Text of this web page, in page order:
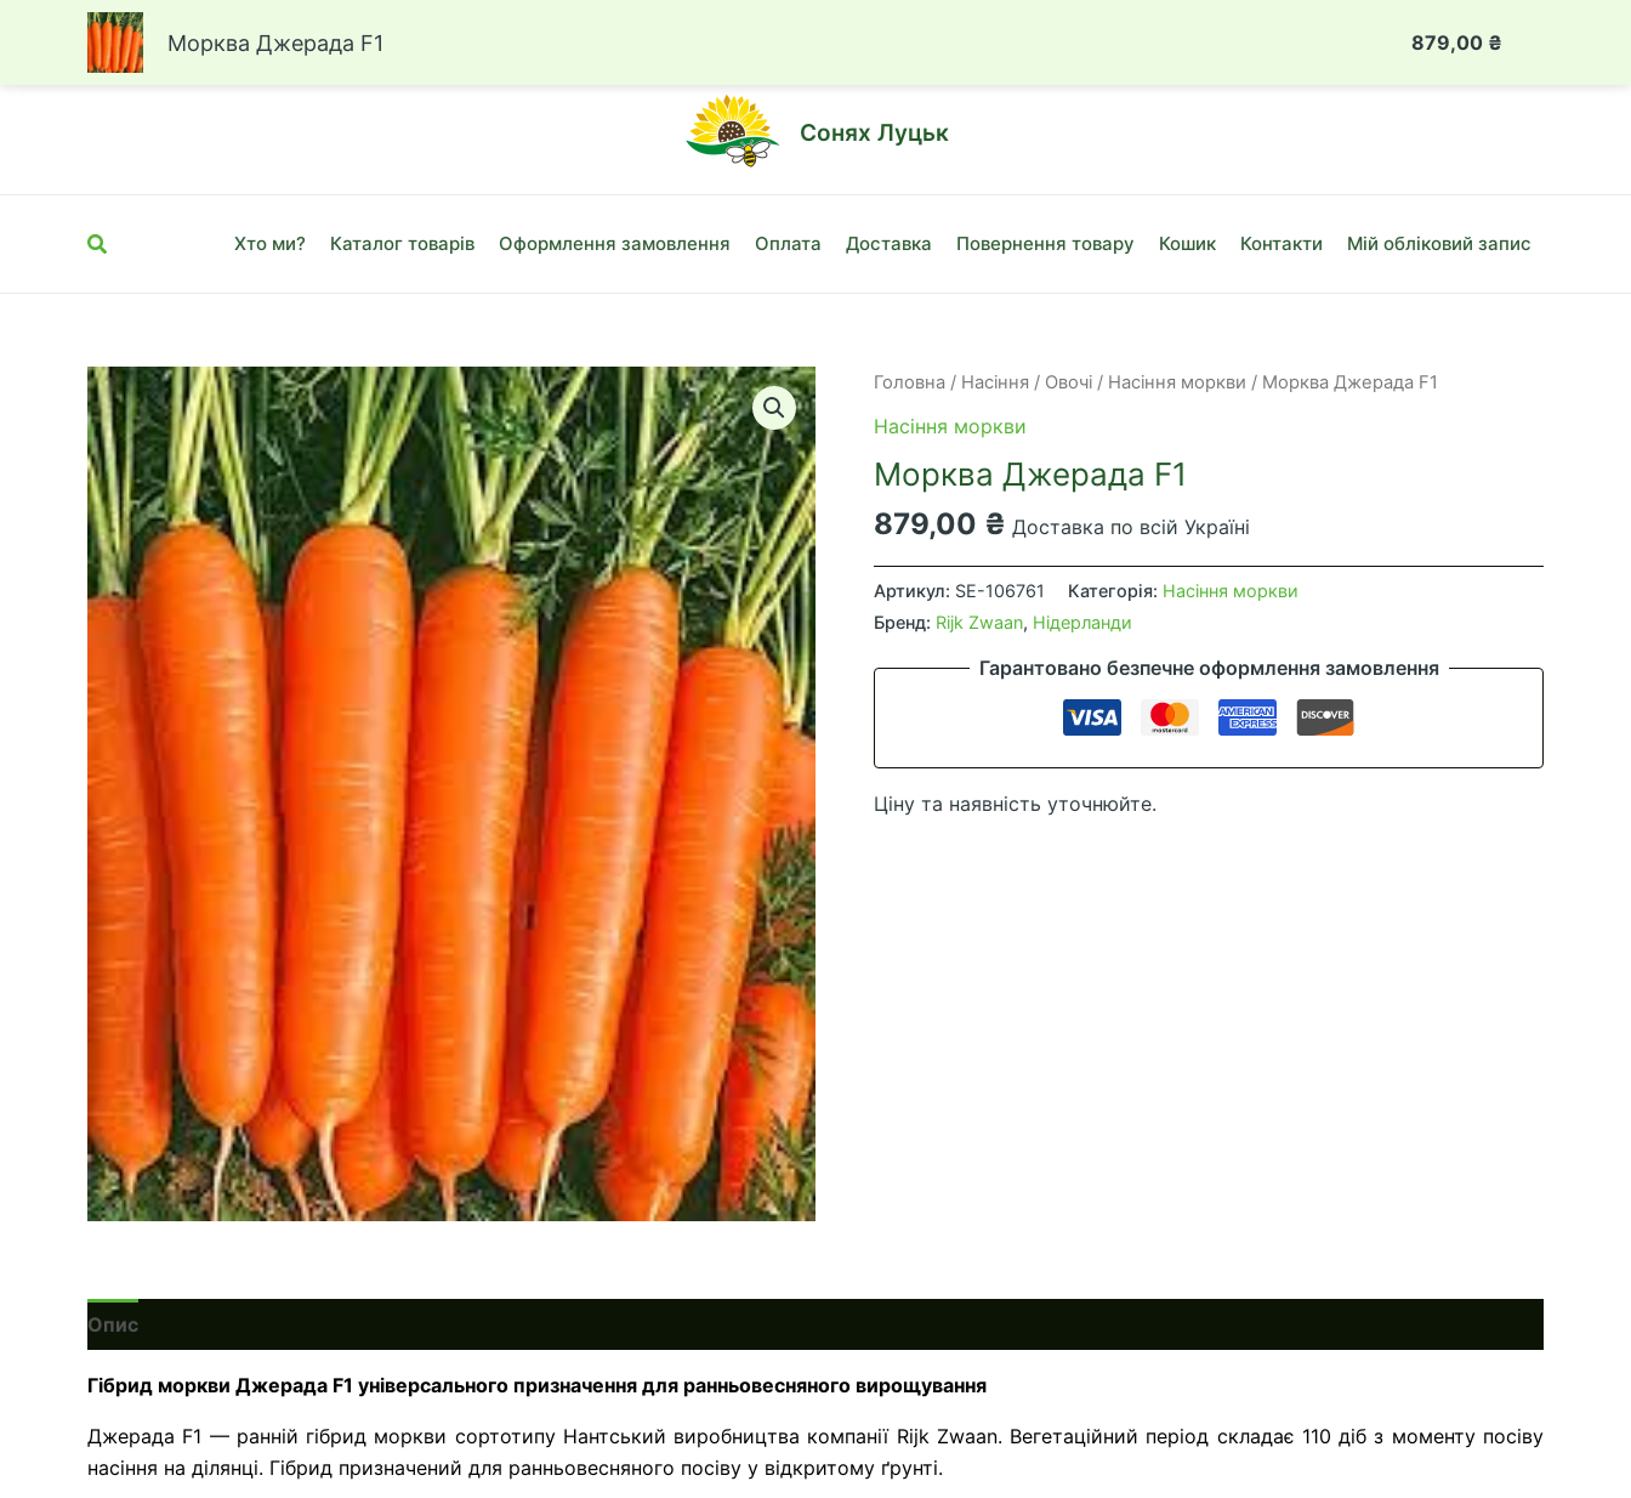
Луцьк, вул. Привокзальна, 10Б
Перейти
Сонях Луцьк
Пошук Хто ми? Каталог товарів Оформлення замовлення Оплата Доставка Повернення товару Кошик Контакти Мій обліковий запис
Головна / Насіння / Овочі / Насіння моркви / Морква Джерада F1
Насіння моркви
Морква Джерада F1
879,00 ₴ Доставка по всій Україні
Морква
Джерада
F1
Артикул: SE-106761 Категорія: Насіння моркви
Бренд: Rijk Zwaan, Нідерланди
Гарантовано безпечне оформлення замовлення
Ціну та наявність уточнюйте.
Опис
Гібрид моркви Джерада F1 універсального призначення для ранньовесняного вирощування
Джерада F1 — ранній гібрид моркви сортотипу Нантський виробництва компанії Rijk Zwaan. Вегетаційний період складає 110 діб з моменту посіву
насіння на ділянці. Гібрид призначений для ранньовесняного посіву у відкритому ґрунті.
Морква Джерада F1 879,00 ₴
Джерада